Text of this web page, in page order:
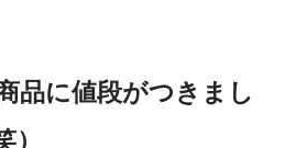
品に値段がつきまし